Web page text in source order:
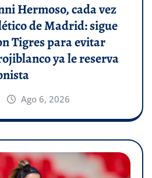
Hermoso, cada vez
de Madrid: sigue
Tigres para evitar
ya le reserva
Ago 6, 2026